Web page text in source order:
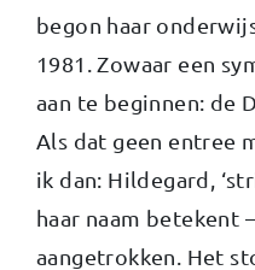
begon haar
1981. Zowaar een
aan te beginnen: de
Als dat geen entree
ik dan: Hildegard,
haar naam betekent
aangetrokken. Het